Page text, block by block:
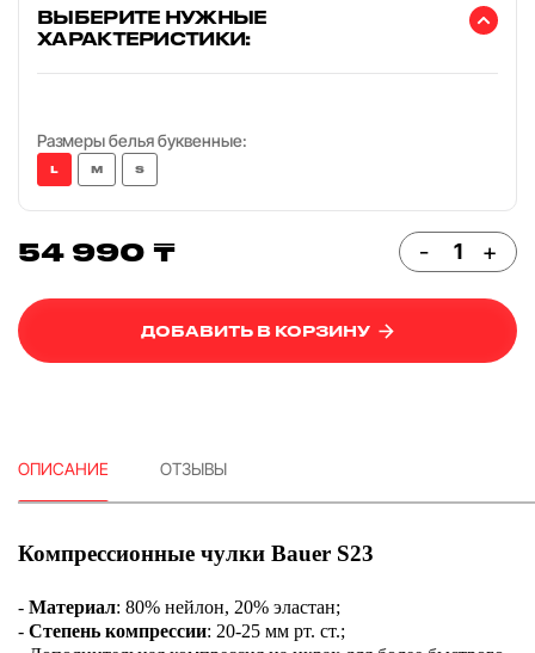
ВЫБЕРИТЕ НУЖНЫЕ
ХАРАКТЕРИСТИКИ:
Размеры белья буквенные:
L M S
54 990 ₸ - +
ДОБАВИТЬ В КОРЗИНУ
ОПИСАНИЕ ОТЗЫВЫ
Компрессионные чулки Bauer S23
- Материал: 80% нейлон, 20% эластан;
- Степень компрессии: 20-25 мм рт. ст.;